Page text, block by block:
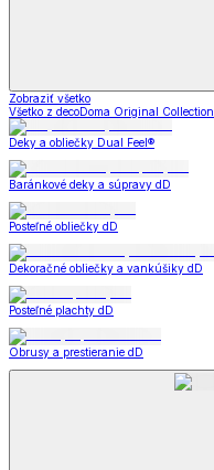
Zobraziť všetko
Všetko z decoDoma Original Collection
Deky a obliečky Dual Feel®
Baránkové deky a súpravy dD
Posteľné obliečky dD
Dekoračné obliečky a vankúšiky dD
Posteľné plachty dD
Obrusy a prestieranie dD